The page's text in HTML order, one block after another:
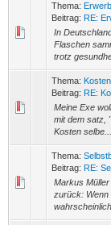
Thema:
Beitrag: RE:
In
Flaschen
trotz
Thema:
Beitrag: RE:
Meine Exe
mit dem satz,
Kosten selbe...
Thema:
Beitrag: RE:
Markus
zurück: Wenn